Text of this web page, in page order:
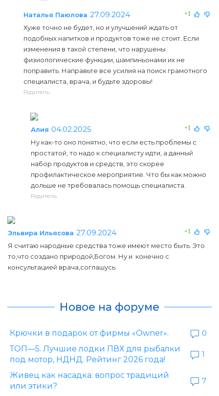
+1
Наталья Паюлова 27.09.2024
Хуже точно не будет, но и улучшений ждать от
подобных напитков и продуктов тоже не стоит. Если
изменения в такой степени, что нарушены
физиологические функции, шампиньонами их не
поправить. Направьте все усилия на поиск грамотного
специалиста, врача, и будьте здоровы!
Родитель
+1
Алия 04.02.2025
Ну как-то оно понятно, что если есть проблемы с
простатой, то надо к специалисту идти, а данный
набор продуктов и средств, это скорее
профилактическое мероприятие. Что бы как можно
дольше не требовалась помощь специалиста.
Родитель
+1
Эльвира Ильясова 27.09.2024
Я считаю народные средства тоже имеют место быть. Это
то,что создано природой,Богом. Ну и конечно с
консультацией врача,соглашусь.
Новое на форуме
Крючки в подарок от фирмы «Owner».
0
ТОП—5. Лучшие лодки ПВХ для рыбалки
под мотор, НДНД. Рейтинг 2026 года!
1
Живец как насадка: вопрос традиций
или этики?
7